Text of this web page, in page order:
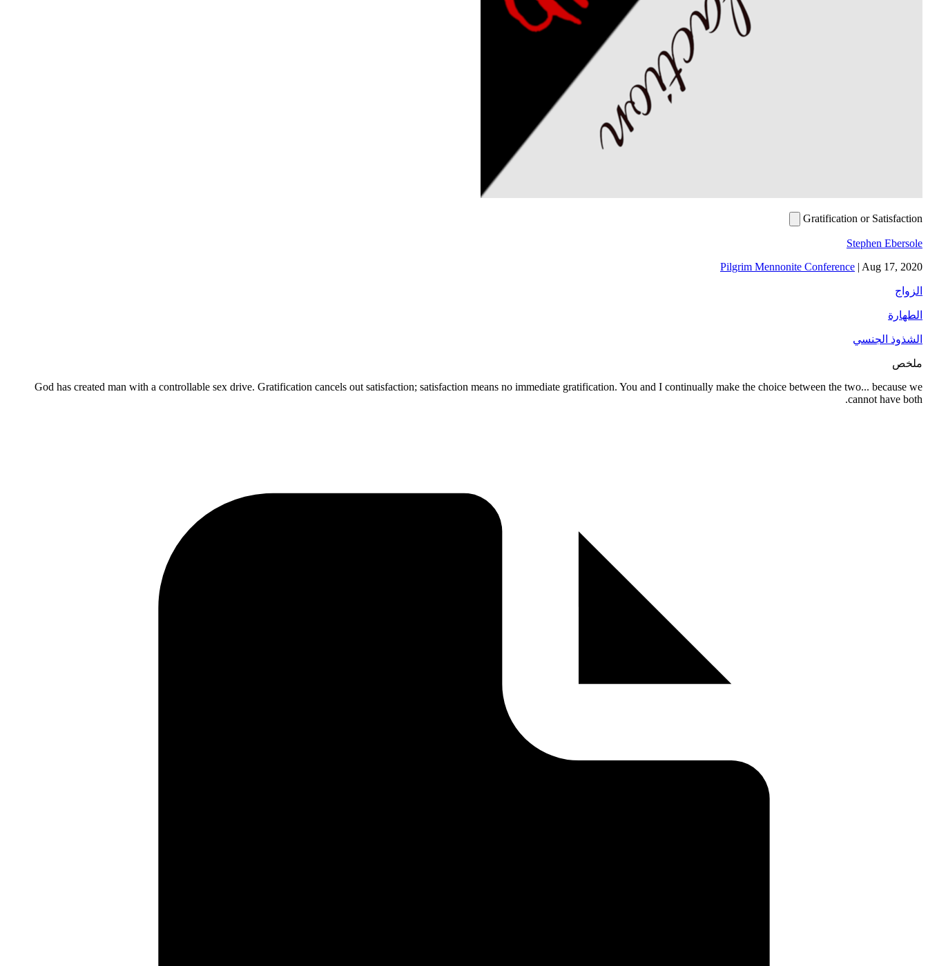
Gratification or Satisfaction
Stephen Ebersole
Pilgrim Mennonite Conference | Aug 17, 2020
الزواج
الطهارة
الشذوذ الجنسي
ملخص
God has created man with a controllable sex drive. Gratification cancels out satisfaction; satisfaction means no immediate gratification. You and I continually make the choice between the two... because we
cannot have both.